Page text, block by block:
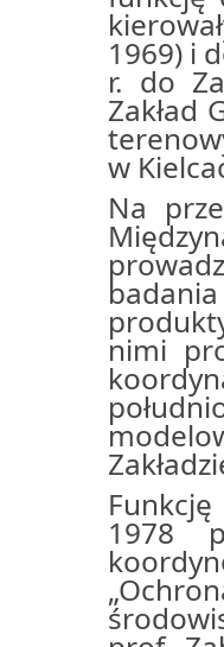
1969) i
r. do
Zakład
w
Na
nimi
1978